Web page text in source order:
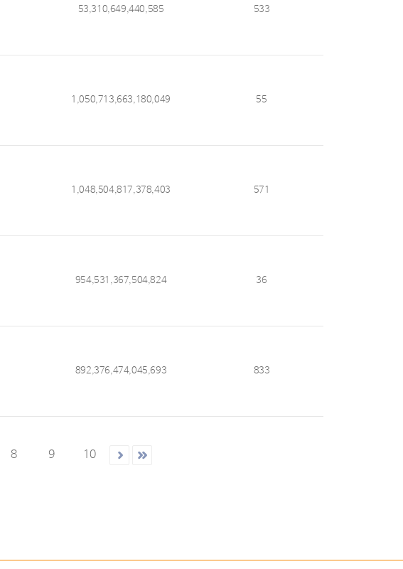
53,310,649,440,585 533
1,050,713,663,180,049 55
1,048,504,817,378,403 571
954,531,367,504,824 36
892,376,474,045,693 833
8 9 10